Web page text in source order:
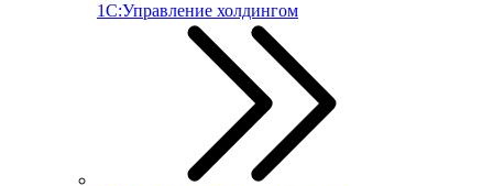
1С:Управление холдингом